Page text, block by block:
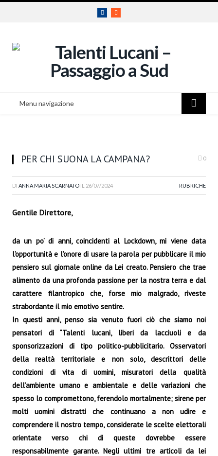
Facebook
RSS
Menu navigazione
PER CHI SUONA LA CAMPANA? 0
DI ANNA MARIA SCARNATO IL 26/07/2024 RUBRICHE
Gentile Direttore,
da un po’ di anni, coincidenti al Lockdown, mi viene data
l’opportunità e l’onore di usare la parola per pubblicare il mio
pensiero sul giornale online da Lei creato. Pensiero che trae
alimento da una profonda passione per la nostra terra e dal
carattere filantropico che, forse mio malgrado, riveste
strabordante il mio emotivo sentire.
In questi anni, penso sia venuto fuori ciò che siamo noi
pensatori di “Talenti lucani, liberi da lacciuoli e da
sponsorizzazioni di tipo politico-pubblicitario. Osservatori
della realtà territoriale e non solo, descrittori delle
condizioni di vita di uomini, misuratori della qualità
dell’ambiente umano e ambientale e delle variazioni che
spesso lo compromettono, ferendolo mortalmente; sirene per
molti uomini distratti che continuano a non udire e
comprendere il nostro tempo, considerate le scelte elettorali
orientate verso chi di queste dovrebbe essere
responsabilmente garante. Negli ultimi tre articoli da lei